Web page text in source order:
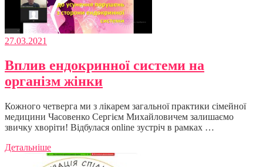
27.03.2021
Вплив ендокринної системи на
організм жінки
Кожного четверга ми з лікарем загальної практики сімейної
медицини Часовенко Сергієм Михайловичем залишаємо
звичку хворіти! Відбулася online зустріч в рамках …
Детальніше